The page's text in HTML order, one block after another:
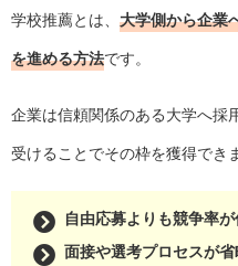
学校推薦とは、 大学側から企業
を進める方法です。
企業は信頼関係のある大学へ採
受けることでその枠を獲得でき
自由応募よりも競争率
面接や選考プロセスが